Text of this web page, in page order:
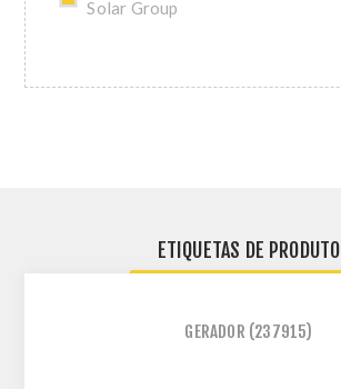
Solar Group
ETIQUETAS DE PRODUTO
GERADOR (237915)